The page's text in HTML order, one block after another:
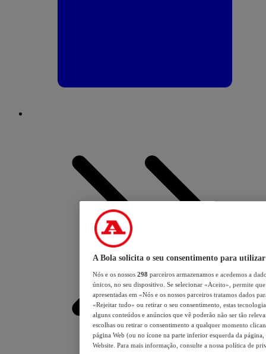
A Bola solicita o seu consentimento para utilizar
Nós e os nossos 298 parceiros armazenamos e acedemos a
únicos, no seu dispositivo. Se selecionar «Aceito», permite
apresentadas em «Nós e os nossos parceiros tratamos dados
«Rejeitar tudo» ou retirar o seu consentimento, estas
alguns conteúdos e anúncios que vê poderão não ser tão
escolhas ou retirar o consentimento a qualquer momento
página Web (ou no ícone na parte inferior esquerda da página,
Website. Para mais informação, consulte a nossa política de